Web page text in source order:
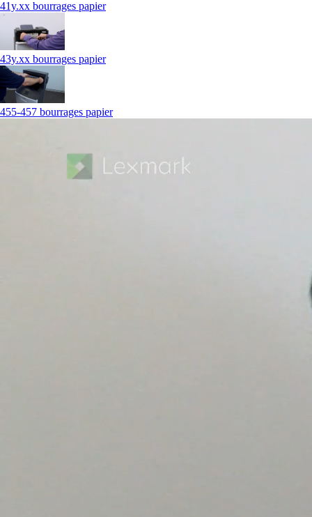
41y.xx bourrages papier
43y.xx bourrages papier
455-457 bourrages papier